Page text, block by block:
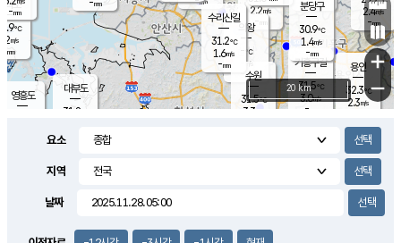
의도
℃
m/s
mm
영흥도
2.2m/s
- mm
용인
32.3℃
2.3m/s
2.4m/s
-mm
3.2m/s
대부도
31.8
의왕
- ℃
m/s
mm
mm
기흥구갈
31.5℃
3.0m/s
-
수리산길
31.2℃
1.6m/s
-mm
분당구
30.9℃
1.4m/s
-mm
-mm
수원
31.5℃
3.3 m/s
mm
+
−
20 km
요소
지역
날짜